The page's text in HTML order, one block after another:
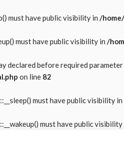
must have public visibility in /
must have public visibility in /
declared before required
on line 82
must have public visibility in
must have public visibility